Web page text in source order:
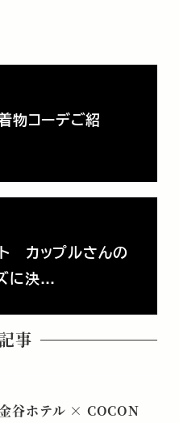
物コーデご紹
カップルさんの
に決…
事
谷ホテル × COCON